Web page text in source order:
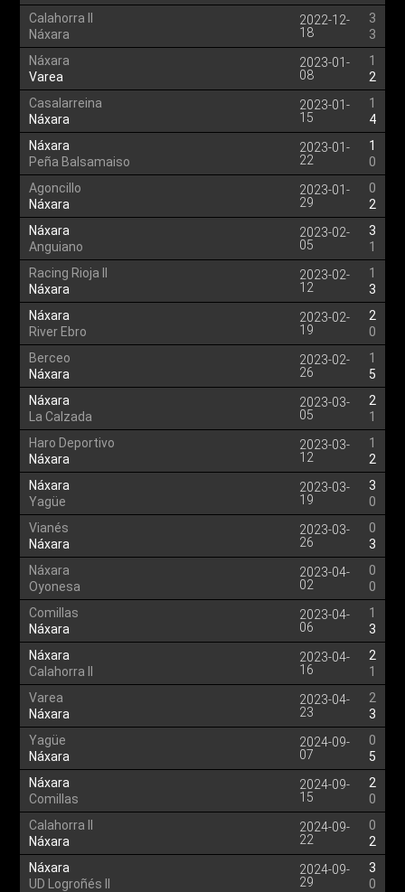
Calahorra II
Náxara
2022-12-
18
3
3
Náxara
Varea
2023-01-
08
1
2
Casalarreina
Náxara
2023-01-
15
1
4
Náxara
Peña Balsamaiso
2023-01-
22
1
0
Agoncillo
Náxara
2023-01-
29
0
2
Náxara
Anguiano
2023-02-
05
3
1
Racing Rioja II
Náxara
2023-02-
12
1
3
Náxara
River Ebro
2023-02-
19
2
0
Berceo
Náxara
2023-02-
26
1
5
Náxara
La Calzada
2023-03-
05
2
1
Haro Deportivo
Náxara
2023-03-
12
1
2
Náxara
Yagüe
2023-03-
19
3
0
Vianés
Náxara
2023-03-
26
0
3
Náxara
Oyonesa
2023-04-
02
0
0
Comillas
Náxara
2023-04-
06
1
3
Náxara
Calahorra II
2023-04-
16
2
1
Varea
Náxara
2023-04-
23
2
3
Yagüe
Náxara
2024-09-
07
0
5
Náxara
Comillas
2024-09-
15
2
0
Calahorra II
Náxara
2024-09-
22
0
2
Náxara
UD Logroñés II
2024-09-
29
3
0